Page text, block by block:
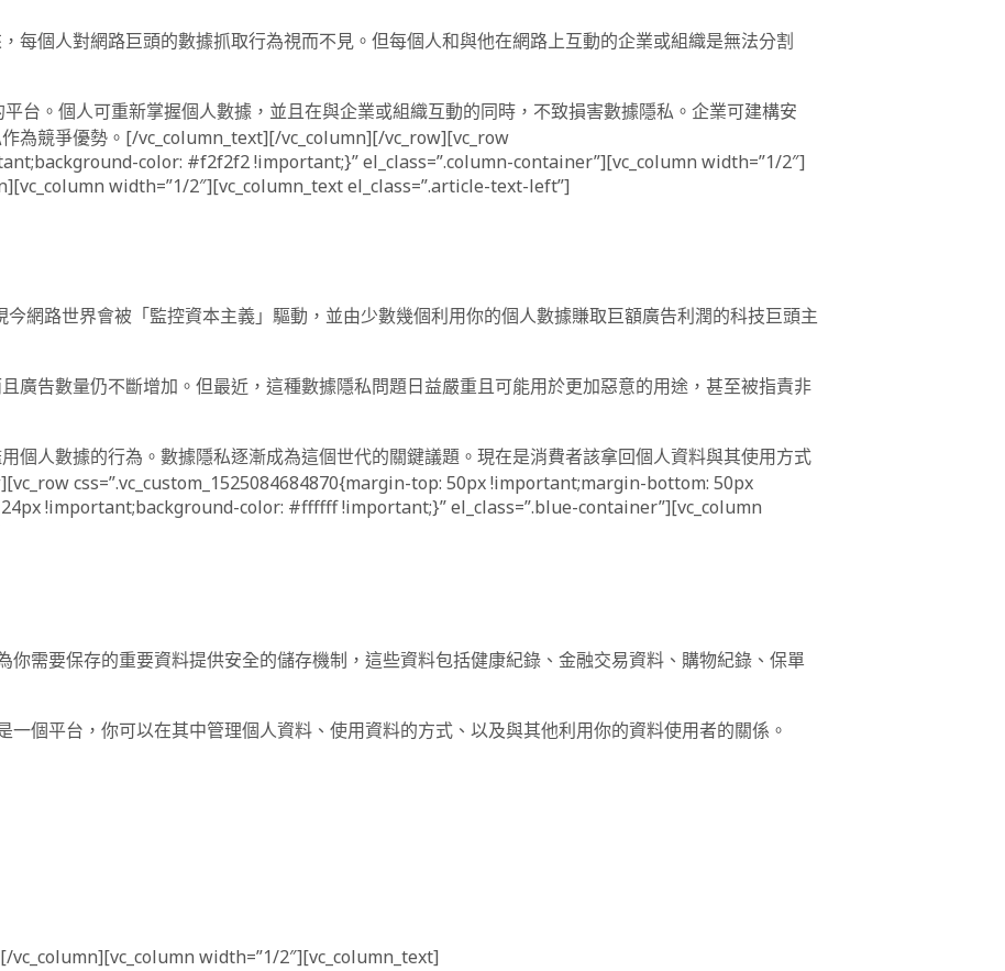
每個人對網路巨頭的數據抓取行為視而不見。但每個人和與他在網路上互動的企業或組織是無法分割
台。個人可重新掌握個人數據，並且在與企業或組織互動的同時，不致損害數據隱私。企業可建構安
為競爭優勢。[/vc_column_text][/vc_column][/vc_row][vc_row
color: #f2f2f2 !important;}” el_class=”.column-container”][vc_column width=”1/2″]
width=”1/2″][vc_column_text el_class=”.article-text-left”]
網路世界會被「監控資本主義」驅動，並由少數幾個利用你的個人數據賺取巨額廣告利潤的科技巨頭主
廣告數量仍不斷增加。但最近，這種數據隱私問題日益嚴重且可能用於更加惡意的用途，甚至被指責非
個人數據的行為。數據隱私逐漸成為這個世代的關鍵議題。現在是消費者該拿回個人資料與其使用方式
css=”.vc_custom_1525084684870{margin-top: 50px !important;margin-bottom: 50px
!important;background-color: #ffffff !important;}” el_class=”.blue-container”][vc_column
需要保存的重要資料提供安全的儲存機制，這些資料包括健康紀錄、金融交易資料、購物紀錄、保單
個平台，你可以在其中管理個人資料、使用資料的方式、以及與其他利用你的資料使用者的關係。
vc_column][vc_column width=”1/2″][vc_column_text]